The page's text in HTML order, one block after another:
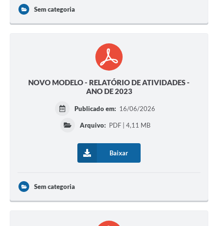
Sem categoria
NOVO MODELO - RELATÓRIO DE ATIVIDADES -
ANO DE 2023
Publicado em: 16/06/2026
Arquivo: PDF | 4,11 MB
Baixar
Sem categoria